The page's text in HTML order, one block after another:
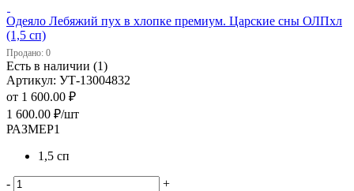
Одеяло Лебяжий пух в хлопке премиум. Царские сны ОЛПхл
(1,5 сп)
Продано: 0
Есть в наличии (1)
Артикул: УТ-13004832
от 1 600.00 ₽
1 600.00 ₽/шт
РАЗМЕР1
1,5 сп
-
+